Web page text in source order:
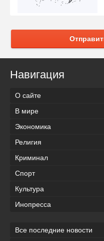
Навигация
О сайте
В мире
Экономика
Религия
Криминал
Спорт
Культура
Инопресса
Все последние новости